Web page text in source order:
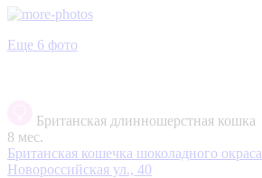
Еще 6 фото
Британская длинношерстная кошка
8 мес.
Британская кошечка шоколадного окраса
Новороссийская ул., 40